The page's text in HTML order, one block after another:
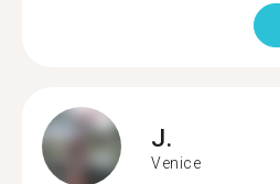
J.
Venice